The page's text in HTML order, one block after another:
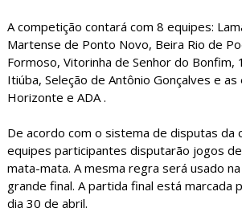
A competição contará com 8 equipes:
Martense de Ponto Novo, Beira Rio de
Formoso, Vitorinha de Senhor do Bonfim,
Itiúba, Seleção de Antônio Gonçalves e
Horizonte e ADA .
De acordo com o sistema de disputas da
equipes participantes disputarão jogos
mata-mata. A mesma regra será usado
grande final. A partida final está marcada
dia 30 de abril.